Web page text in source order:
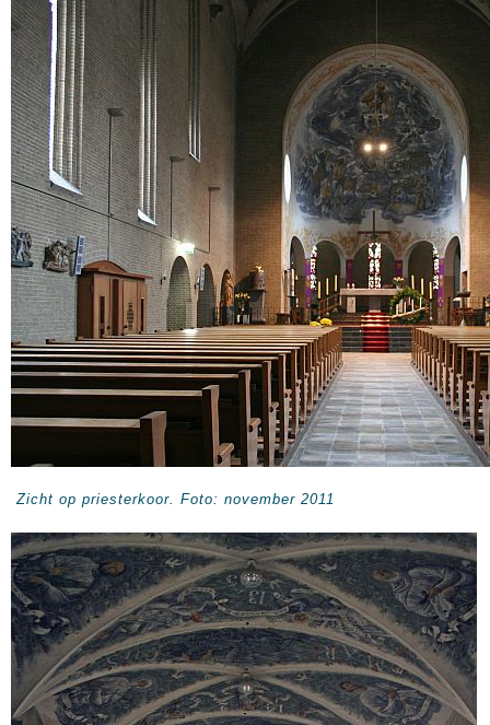
Zicht op priesterkoor. Foto: november 2011